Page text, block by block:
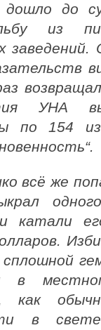
до
из
УНА
по 154
всё же
катали
местном
как
в свете